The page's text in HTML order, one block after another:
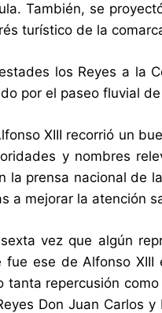
También, se
turístico de la
los Reyes a la
por el paseo fluvial
XIII recorrió un
y nombres
la prensa nacional de
a mejorar la atención
vez que algún
fue ese de Alfonso
tanta repercusión
Don Juan Carlos